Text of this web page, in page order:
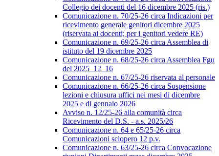
Collegio dei docenti del 16 dicembre 2025 (ris.)
Comunicazione n. 70/25-26 circa Indicazioni per
ricevimento generale genitori dicembre 2025
(riservata ai docenti; per i genitori vedere RE)
Comunicazione n. 69/25-26 circa Assemblea di
istituto del 19 dicembre 2025
Comunicazione n. 68/25-26 circa Assemblea Fgu
del 2025_12_16
Comunicazione n. 67/25-26 riservata al personale
Comunicazione n. 66/25-26 circa Sospensione
lezioni e chiusura uffici nei mesi di dicembre
2025 e di gennaio 2026
Avviso n. 12/25-26 alla comunità circa
Ricevimento del D.S. - a.s. 2025/26
Comunicazione n. 64 e 65/25-26 circa
Comunicazioni sciopero 12 p.v.
Comunicazione n. 63/25-26 circa Convocazione